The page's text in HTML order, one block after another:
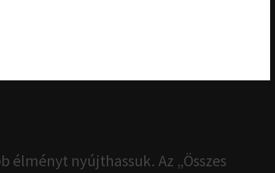
nyújthassuk. Az „Összes